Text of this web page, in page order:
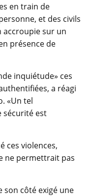
en train de
et des civils
accroupie sur un
présence de
inquiétude» ces
a réagi
«Un tel
sécurité est
ces violences,
ne permettrait pas
son côté exigé une